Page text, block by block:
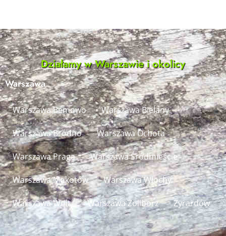
Działamy w Warszawie i okolicy
Warszawa
Warszawa Bemowo Warszawa Bielany
Warszawa Bródno Warszawa Ochota
Warszawa Praga Warszawa Śródmieście
Warszawa Mokotów Warszawa Włochy
Warszawa Wola​ Warszawa Żoliborz Żyrardów